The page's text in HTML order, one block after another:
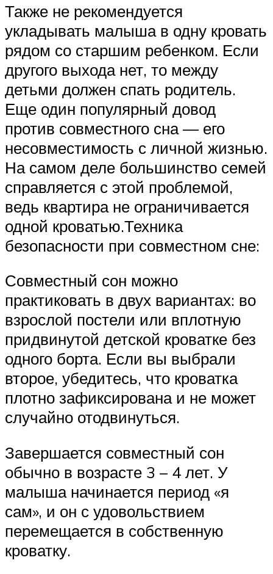
Также не рекомендуется
укладывать малыша в одну кровать
рядом со старшим ребенком. Если
другого выхода нет, то между
детьми должен спать родитель.
Еще один популярный довод
против совместного сна — его
несовместимость с личной жизнью.
На самом деле большинство семей
справляется с этой проблемой,
ведь квартира не ограничивается
одной кроватью.Техника
безопасности при совместном сне:
Совместный сон можно
практиковать в двух вариантах: во
взрослой постели или вплотную
придвинутой детской кроватке без
одного борта. Если вы выбрали
второе, убедитесь, что кроватка
плотно зафиксирована и не может
случайно отодвинуться.
Завершается совместный сон
обычно в возрасте 3 – 4 лет. У
малыша начинается период «я
сам», и он с удовольствием
перемещается в собственную
кроватку.